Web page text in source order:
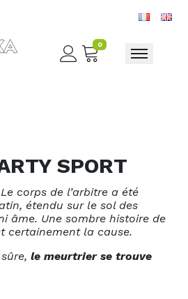
0
Toggle
SPORT
corps de l’arbitre a été
étendu sur le sol des
âme. Une sombre histoire de
certainement la cause.
le meurtrier se trouve